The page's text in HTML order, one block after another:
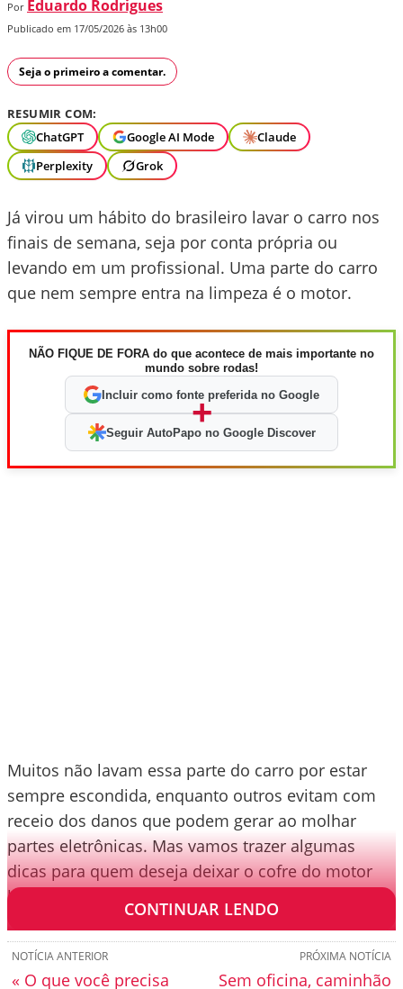
Por Eduardo Rodrigues
Publicado em 17/05/2026 às 13h00
Seja o primeiro a comentar.
RESUMIR COM:
ChatGPT
Google AI Mode
Claude
Perplexity
Grok
Já virou um hábito do brasileiro lavar o carro nos
finais de semana, seja por conta própria ou
levando em um profissional. Uma parte do carro
que nem sempre entra na limpeza é o motor.
NÃO FIQUE DE FORA do que acontece de mais importante no
mundo sobre rodas!
Incluir como fonte preferida no Google
+
Seguir AutoPapo no Google Discover
Muitos não lavam essa parte do carro por estar
sempre escondida, enquanto outros evitam com
receio dos danos que podem gerar ao molhar
partes eletrônicas. Mas vamos trazer algumas
dicas para quem deseja deixar o cofre do motor
brilhando.
CONTINUAR LENDO
PRÓXIMA NOTÍCIA
Sem oficina, caminhão
NOTÍCIA ANTERIOR
« O que você precisa